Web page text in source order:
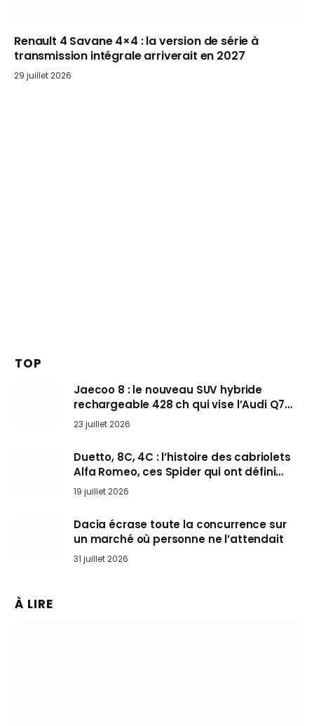
Renault 4 Savane 4×4 : la version de série à
transmission intégrale arriverait en 2027
29 juillet 2026
TOP
Jaecoo 8 : le nouveau SUV hybride
rechargeable 428 ch qui vise l’Audi Q7
arrive en Europe cet automne
23 juillet 2026
Duetto, 8C, 4C : l’histoire des cabriolets
Alfa Romeo, ces Spider qui ont défini
l’art de rouler cheveux au vent
19 juillet 2026
Dacia écrase toute la concurrence sur
un marché où personne ne l’attendait
31 juillet 2026
À LIRE